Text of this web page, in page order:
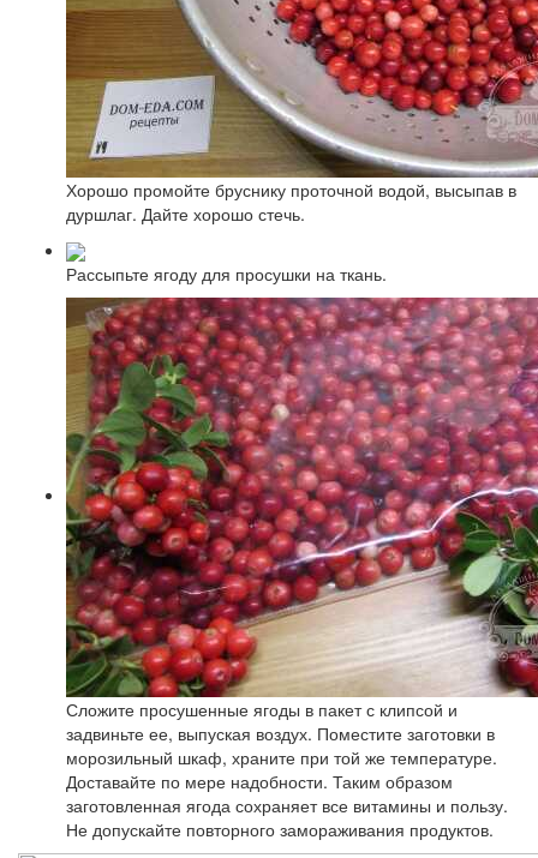
Хорошо промойте бруснику проточной водой, высыпав в
дуршлаг. Дайте хорошо стечь.
Рассыпьте ягоду для просушки на ткань.
Сложите просушенные ягоды в пакет с клипсой и
задвиньте ее, выпуская воздух. Поместите заготовки в
морозильный шкаф, храните при той же температуре.
Доставайте по мере надобности. Таким образом
заготовленная ягода сохраняет все витамины и пользу.
Не допускайте повторного замораживания продуктов.